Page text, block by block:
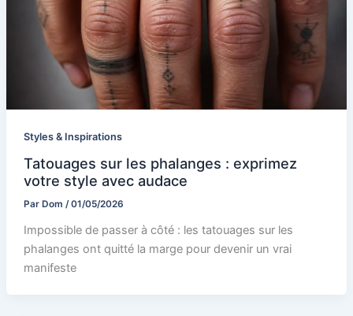
Styles & Inspirations
Tatouages sur les phalanges : exprimez
votre style avec audace
Par Dom /01/05/2026
Impossible de passer à côté : les tatouages sur les
phalanges ont quitté la marge pour devenir un vrai
manifeste